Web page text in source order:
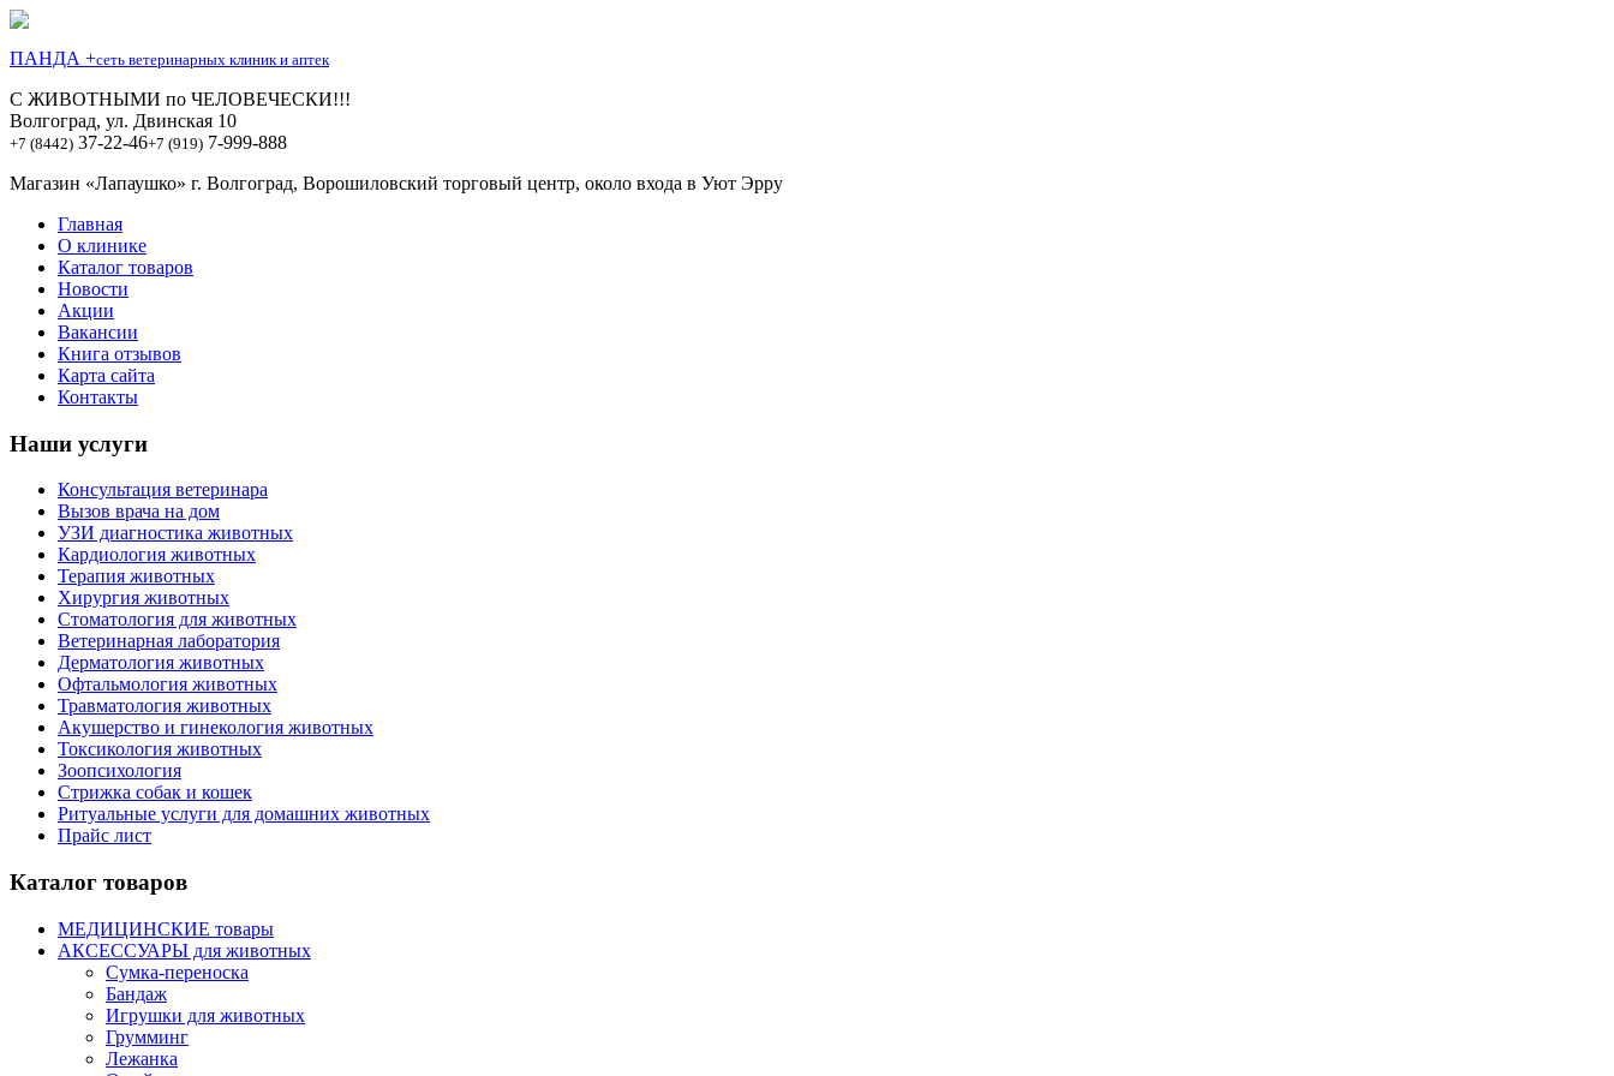
ПАНДА +сеть ветеринарных клиник и аптек
С ЖИВОТНЫМИ по ЧЕЛОВЕЧЕСКИ!!!
Волгоград, ул. Двинская 10
+7 (8442) 37-22-46+7 (919) 7-999-888
Магазин «Лапаушко» г. Волгоград, Ворошиловский торговый центр, около входа в Уют Эрру
Главная
О клинике
Каталог товаров
Новости
Акции
Вакансии
Книга отзывов
Карта сайта
Контакты
Наши услуги
Консультация ветеринара
Вызов врача на дом
УЗИ диагностика животных
Кардиология животных
Терапия животных
Хирургия животных
Стоматология для животных
Ветеринарная лаборатория
Дерматология животных
Офтальмология животных
Травматология животных
Акушерство и гинекология животных
Токсикология животных
Зоопсихология
Стрижка собак и кошек
Ритуальные услуги для домашних животных
Прайс лист
Каталог товаров
МЕДИЦИНСКИЕ товары
АКСЕССУАРЫ для животных
Сумка-переноска
Бандаж
Игрушки для животных
Грумминг
Лежанка